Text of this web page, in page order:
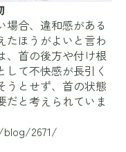
場合、違和感がある
たほうがよいと言わ
、首の後方や付け根
して不快感が長引く
うとせず、首の状態
だと考えられていま
2671/